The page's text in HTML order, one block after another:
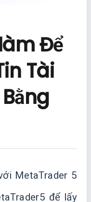
Để
Tài
MetaTrader 5
để lấy